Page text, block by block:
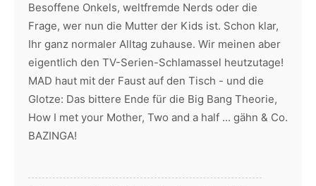
Besoffene Onkels, weltfremde Nerds oder die
Frage, wer nun die Mutter der Kids ist. Schon klar,
Ihr ganz normaler Alltag zuhause. Wir meinen aber
eigentlich den TV-Serien-Schlamassel heutzutage!
MAD haut mit der Faust auf den Tisch - und die
Glotze: Das bittere Ende für die Big Bang Theorie,
How I met your Mother, Two and a half ... gähn & Co.
BAZINGA!